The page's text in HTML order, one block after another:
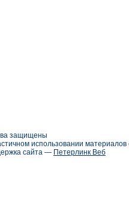
защищены
использовании
сайта — Петерлинк Веб